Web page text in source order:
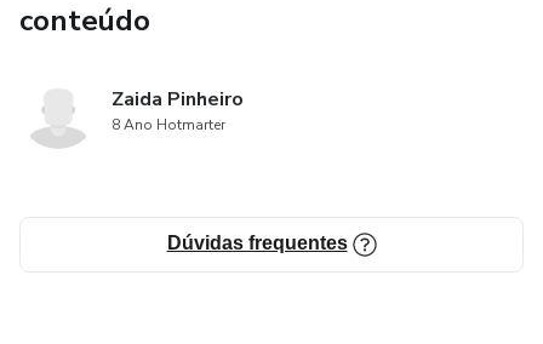
conteúdo
Zaida Pinheiro
8 Ano Hotmarter
Dúvidas frequentes